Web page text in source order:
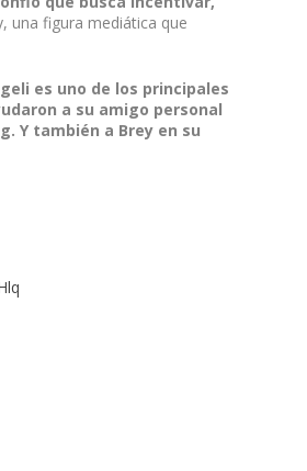
una figura mediática que
es uno de los principales
a su amigo personal
Y también a Brey en su